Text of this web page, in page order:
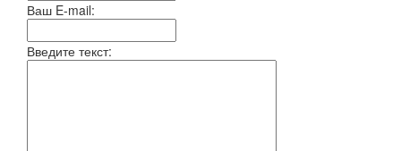
Ваш E-mail:
Введите текст: